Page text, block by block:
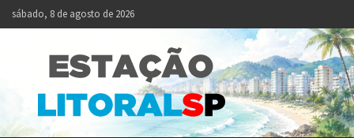
Skip
to
sábado, 8 de agosto de 2026
Estação
Litoral
Notícias da Baixada
Santista